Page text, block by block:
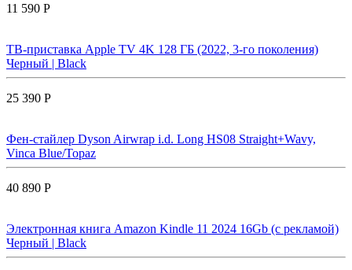
11 590 Р
ТВ-приставка Apple TV 4K 128 ГБ (2022, 3-го поколения)
Черный | Black
25 390 Р
Фен-стайлер Dyson Airwrap i.d. Long HS08 Straight+Wavy,
Vinca Blue/Topaz
40 890 Р
Электронная книга Amazon Kindle 11 2024 16Gb (с рекламой)
Черный | Black